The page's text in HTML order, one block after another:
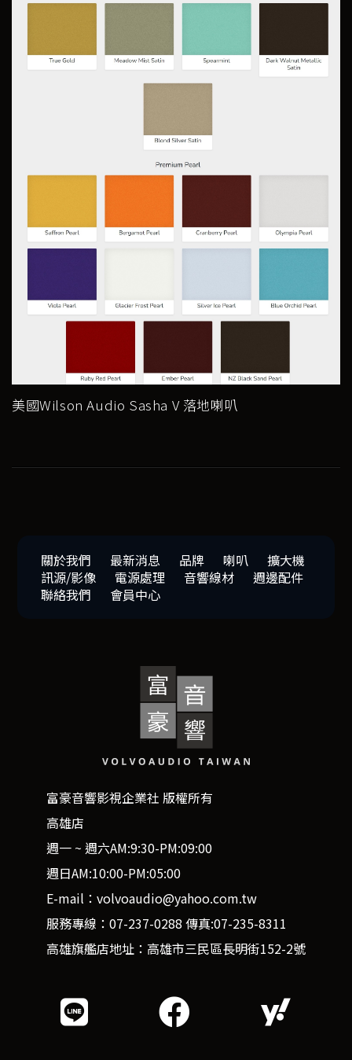
美國Wilson Audio Sasha V 落地喇叭
關於我們 最新消息 品牌 喇叭
擴大機
訊源/影像
電源處理 音響線材
週邊配件
聯絡我們
會員中心
富豪音響影視企業社 版權所有
高雄店
週一 ~ 週六AM:9:30-PM:09:00
週日AM:10:00-PM:05:00
E-mail：volvoaudio@yahoo.com.tw
服務專線：07-237-0288 傳真:07-235-8311
高雄旗艦店地址：高雄市三民區長明街152-2號